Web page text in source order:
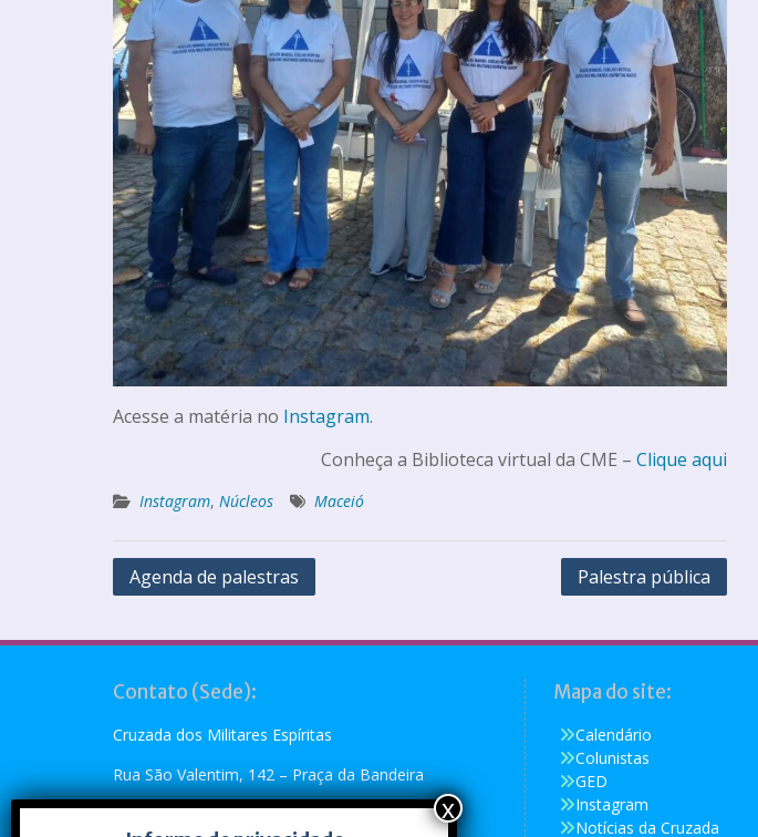
Acesse a matéria no Instagram.
Conheça a Biblioteca virtual da CME – Clique aqui
Instagram, Núcleos Maceió
Agenda de palestras Palestra pública
Contato (Sede):
Cruzada dos Militares Espíritas
Rua São Valentim, 142 – Praça da Bandeira
Rio de Janeiro, RJ – CEP: 20.260-110
Mapa do site:
Calendário
Colunistas
GED
Instagram
Notícias da Cruzada